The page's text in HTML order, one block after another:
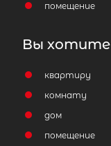
помещение
Вы
квартиру
комнату
дом
помещение